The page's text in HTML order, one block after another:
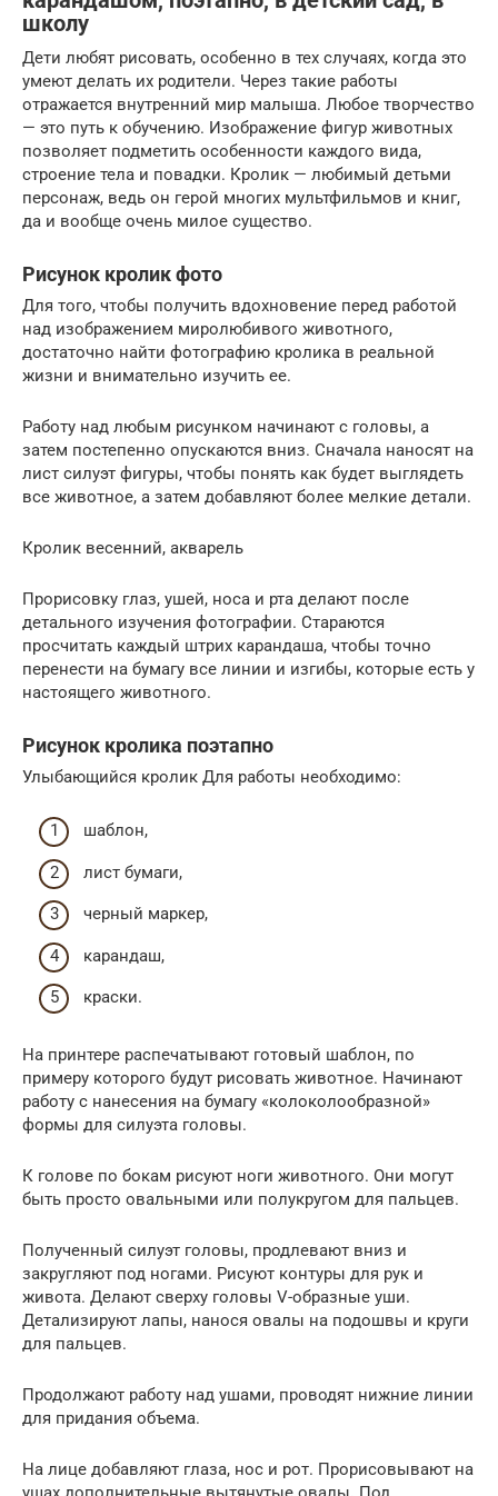
школу
Дети любят рисовать, особенно в тех случаях, когда это
умеют делать их родители. Через такие работы
отражается внутренний мир малыша. Любое творчество
— это путь к обучению. Изображение фигур животных
позволяет подметить особенности каждого вида,
строение тела и повадки. Кролик — любимый детьми
персонаж, ведь он герой многих мультфильмов и книг,
да и вообще очень милое существо.
Рисунок кролик фото
Для того, чтобы получить вдохновение перед работой
над изображением миролюбивого животного,
достаточно найти фотографию кролика в реальной
жизни и внимательно изучить ее.
Работу над любым рисунком начинают с головы, а
затем постепенно опускаются вниз. Сначала наносят на
лист силуэт фигуры, чтобы понять как будет выглядеть
все животное, а затем добавляют более мелкие детали.
Кролик весенний, акварель
Прорисовку глаз, ушей, носа и рта делают после
детального изучения фотографии. Стараются
просчитать каждый штрих карандаша, чтобы точно
перенести на бумагу все линии и изгибы, которые есть у
настоящего животного.
Рисунок кролика поэтапно
Улыбающийся кролик Для работы необходимо:
шаблон,
лист бумаги,
черный маркер,
карандаш,
краски.
На принтере распечатывают готовый шаблон, по
примеру которого будут рисовать животное. Начинают
работу с нанесения на бумагу «колоколообразной»
формы для силуэта головы.
К голове по бокам рисуют ноги животного. Они могут
быть просто овальными или полукругом для пальцев.
Полученный силуэт головы, продлевают вниз и
закругляют под ногами. Рисуют контуры для рук и
живота. Делают сверху головы V-образные уши.
Детализируют лапы, нанося овалы на подошвы и круги
для пальцев.
Продолжают работу над ушами, проводят нижние линии
для придания объема.
На лице добавляют глаза, нос и рот. Прорисовывают на